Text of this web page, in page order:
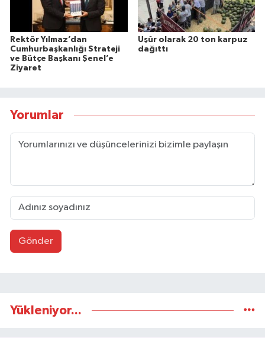
Rektör Yılmaz’dan
Cumhurbaşkanlığı Strateji
ve Bütçe Başkanı Şenel’e
Ziyaret
Uşûr olarak 20 ton karpuz
dağıttı
Yorumlar
Gönder
Yükleniyor...